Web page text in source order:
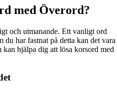
med Överord?
och utmanande. Ett vanligt ord
har fastnat på detta kan det vara
hjälpa dig att lösa korsord med